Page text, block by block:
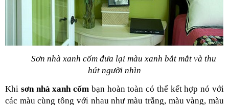
Sơn nhà xanh cốm đưa lại màu xanh bắt mắt và thu
hút người nhìn
Khi sơn nhà xanh cốm bạn hoàn toàn có thể kết hợp nó với
các màu cùng tông với nhau như màu trắng, màu vàng, màu